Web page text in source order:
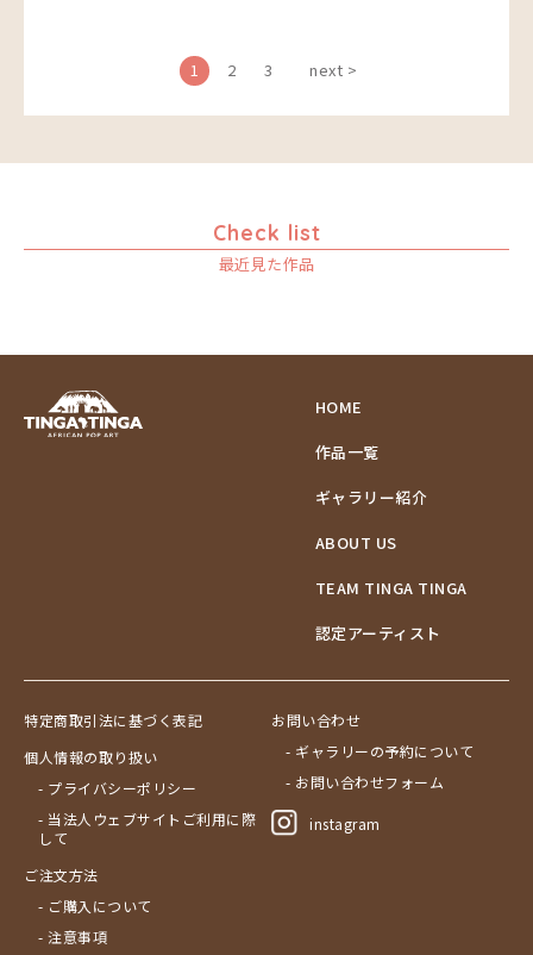
1 2 3 next >
Check list
最近見た作品
HOME
作品一覧
ギャラリー紹介
ABOUT US
TEAM TINGA TINGA
認定アーティスト
特定商取引法に基づく表記
個人情報の取り扱い
- プライバシーポリシー
- 当法人ウェブサイトご利用に際
して
ご注文方法
- ご購入について
- 注意事項
お問い合わせ
- ギャラリーの予約について
- お問い合わせフォーム
instagram